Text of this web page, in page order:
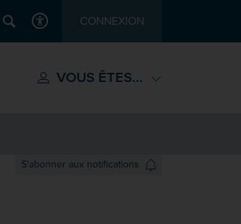
Recherche
ACCESSIBILITÉCONNEXION
VOUS ÊTES...
S'abonner aux notifications